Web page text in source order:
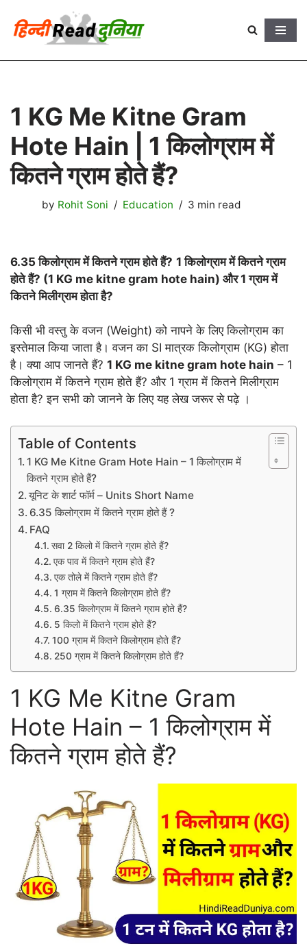
Skip
1 KG Me Kitne Gram
Hote Hain | 1 किलोग्राम में
कितने ग्राम होते हैं?
by Rohit Soni Education 3 min read
6.35 किलोग्राम में कितने ग्राम होते हैं? 1 किलोग्राम में कितने ग्राम
होते हैं? (1 KG me kitne gram hote hain) और 1 ग्राम में
कितने मिलीग्राम होता है?
किसी भी वस्तु के वजन (Weight) को नापने के लिए किलोग्राम का
इस्तेमाल किया जाता है। वजन का SI मात्रक किलोग्राम (KG) होता
है। क्या आप जानते हैं? 1 KG me kitne gram hote hain – 1
किलोग्राम में कितने ग्राम होते हैं? और 1 ग्राम में कितने मिलीग्राम
होता है? इन सभी को जानने के लिए यह लेख जरूर से पढ़े ।
Table of Contents
1 KG Me Kitne Gram Hote Hain – 1 किलोग्राम में
कितने ग्राम होते हैं?
यूनिट के शार्ट फॉर्म – Units Short Name
6.35 किलोग्राम में कितने ग्राम होते हैं ?
FAQ
सवा 2 किलो में कितने ग्राम होते हैं?
एक पाव में कितने ग्राम होते हैं?
एक तोले में कितने ग्राम होते हैं?
1 ग्राम में कितने किलोग्राम होते हैं?
6.35 किलोग्राम में कितने ग्राम होते हैं?
5 किलो में कितने ग्राम होते हैं?
100 ग्राम में कितने किलोग्राम होते हैं?
250 ग्राम में कितने किलोग्राम होते हैं?
1 KG Me Kitne Gram
Hote Hain – 1 किलोग्राम में
कितने ग्राम होते हैं?